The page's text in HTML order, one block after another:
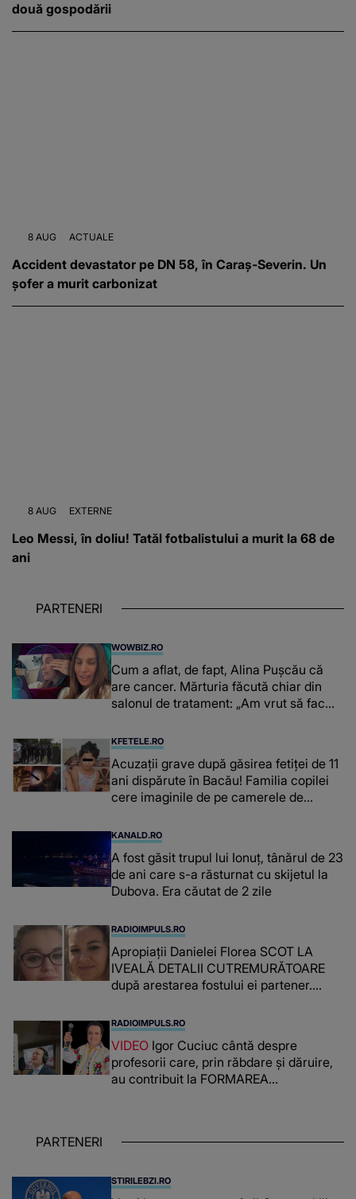
două gospodării
8 AUG ACTUALE
Accident devastator pe DN 58, în Caraș-Severin. Un
șofer a murit carbonizat
8 AUG EXTERNE
Leo Messi, în doliu! Tatăl fotbalistului a murit la 68 de
ani
PARTENERI
WOWBIZ.RO
Cum a aflat, de fapt, Alina Pușcău că
are cancer. Mărturia făcută chiar din
salonul de tratament: „Am vrut să fac
înțepe sânul”
KFETELE.RO
Acuzații grave după găsirea fetiței de 11
ani dispărute în Bacău! Familia copilei
cere imaginile de pe camerele de
mea...”
KANALD.RO
A fost găsit trupul lui Ionuț, tânărul de 23
de ani care s-a răsturnat cu skijetul la
Dubova. Era căutat de 2 zile
RADIOIMPULS.RO
Apropiații Danielei Florea SCOT LA
IVEALĂ DETALII CUTREMURĂTOARE
după arestarea fostului ei partener.
românca ucisă în Italia și ascunsă în
lada unui pat: " Îmi pare rău că nu am
reușit să fac mai mult pentru ea și..."
RADIOIMPULS.RO
VIDEO Igor Cuciuc cântă despre
profesorii care, prin răbdare și dăruire,
au contribuit la FORMAREA
chiar și după trecerea anilor: "De
PARTENERI
STIRILEBZI.RO